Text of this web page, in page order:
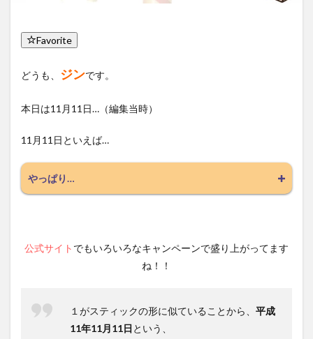
Favorite
どうも、 ジンです。
本日は11月11日…（編集当時）
11月11日といえば…
やっぱり…
公式サイト でもいろいろなキャンペーンで盛り上がってます
ね！！
１がスティックの形に似ていることから、 平成
11年11月11日 という、